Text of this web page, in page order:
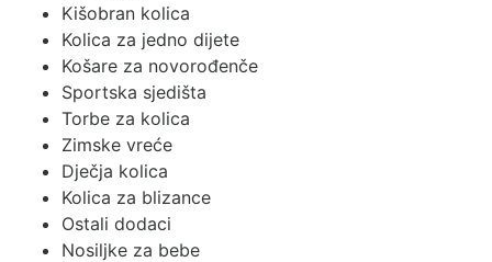
Kišobran kolica
Kolica za jedno dijete
Košare za novorođenče
Sportska sjedišta
Torbe za kolica
Zimske vreće
Dječja kolica
Kolica za blizance
Ostali dodaci
Nosiljke za bebe